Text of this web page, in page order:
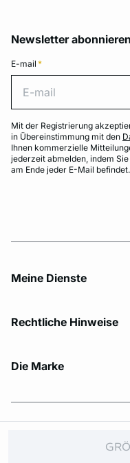
Newsletter abonnieren
E-mail *
Mit der Registrierung
in Übereinstimmung mit den
Ihnen kommerzielle
jederzeit abmelden, indem
am Ende jeder E-Mail befindet.
Meine Dienste
Rechtliche Hinweise
Die Marke